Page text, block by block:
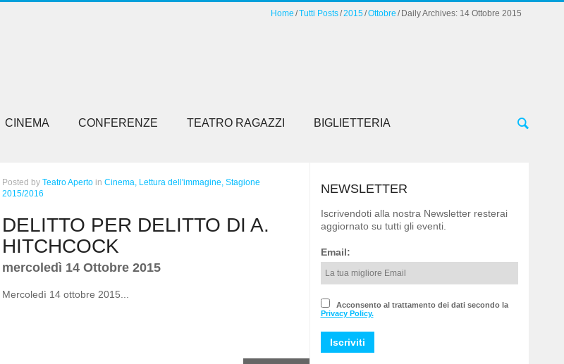
Home Tutti Posts 2015 Ottobre Daily Archives: 14 Ottobre 2015
CINEMA CONFERENZE TEATRO RAGAZZI BIGLIETTERIA
Posted by Teatro Aperto in Cinema, Lettura dell'immagine, Stagione
2015/2016
DELITTO PER DELITTO DI A.
HITCHCOCK
mercoledì 14 Ottobre 2015
Mercoledì 14 ottobre 2015...
NEWSLETTER
Iscrivendoti alla nostra Newsletter resterai
aggiornato su tutti gli eventi.
Email:
Acconsento al trattamento dei dati secondo la
Privacy Policy.